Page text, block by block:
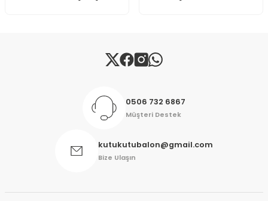
Gönder
0506 732 6867
Müşteri Destek
kutukutubalon@gmail.com
Bize Ulaşın